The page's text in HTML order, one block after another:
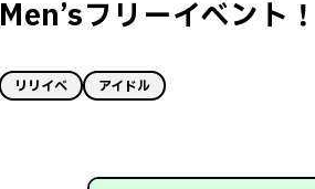
Men’sフリーイベント！
リリイベ アイドル